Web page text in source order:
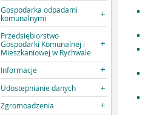
Gospodarka odpadami
komunalnymi
Przedsiębiorstwo
Gospodarki Komunalnej i
Mieszkaniowej w Rychwale
Informacje
Udostepnianie danych
Zgromoadzenia